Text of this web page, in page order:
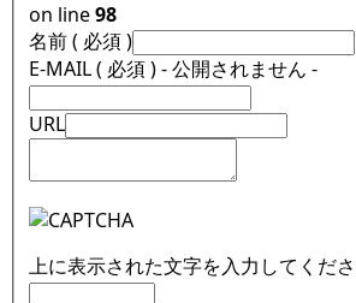
on line98
名前 ( 必須 )
E-MAIL ( 必須 ) - 公開されません -
URL
上に表示された文字を入力してくださ